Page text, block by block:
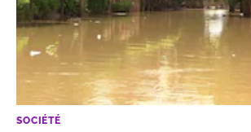
SOCIÉTÉ